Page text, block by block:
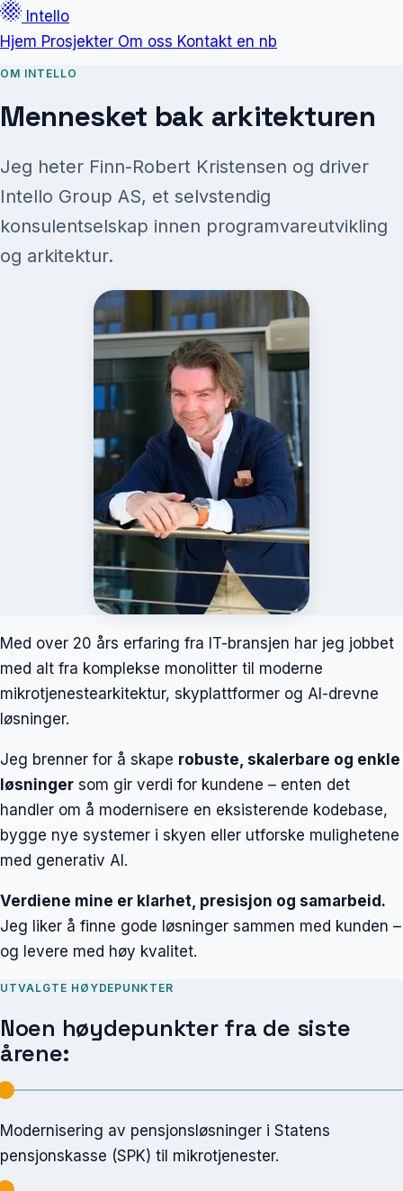
Intello
Hjem Prosjekter Om oss Kontakt en nb
OM INTELLO
Mennesket bak arkitekturen
Jeg heter Finn-Robert Kristensen og driver
Intello Group AS, et selvstendig
konsulentselskap innen programvareutvikling
og arkitektur.
Med over 20 års erfaring fra IT-bransjen har jeg jobbet
med alt fra komplekse monolitter til moderne
mikrotjenestearkitektur, skyplattformer og AI-drevne
løsninger.
Jeg brenner for å skape robuste, skalerbare og enkle
løsninger som gir verdi for kundene – enten det
handler om å modernisere en eksisterende kodebase,
bygge nye systemer i skyen eller utforske mulighetene
med generativ AI.
Verdiene mine er klarhet, presisjon og samarbeid.
Jeg liker å finne gode løsninger sammen med kunden –
og levere med høy kvalitet.
UTVALGTE HØYDEPUNKTER
Noen høydepunkter fra de siste
årene:
Modernisering av pensjonsløsninger i Statens
pensjonskasse (SPK) til mikrotjenester.